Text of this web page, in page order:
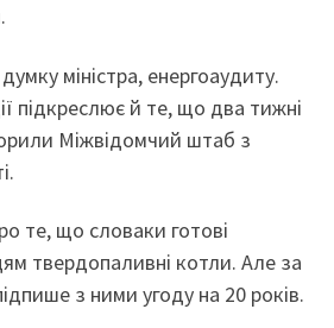
міністра, енергоаудиту.
підкреслює й те, що два тижні
Міжвідомчий штаб з
те, що словаки готові
твердопаливні котли. Але за
з ними угоду на 20 років.